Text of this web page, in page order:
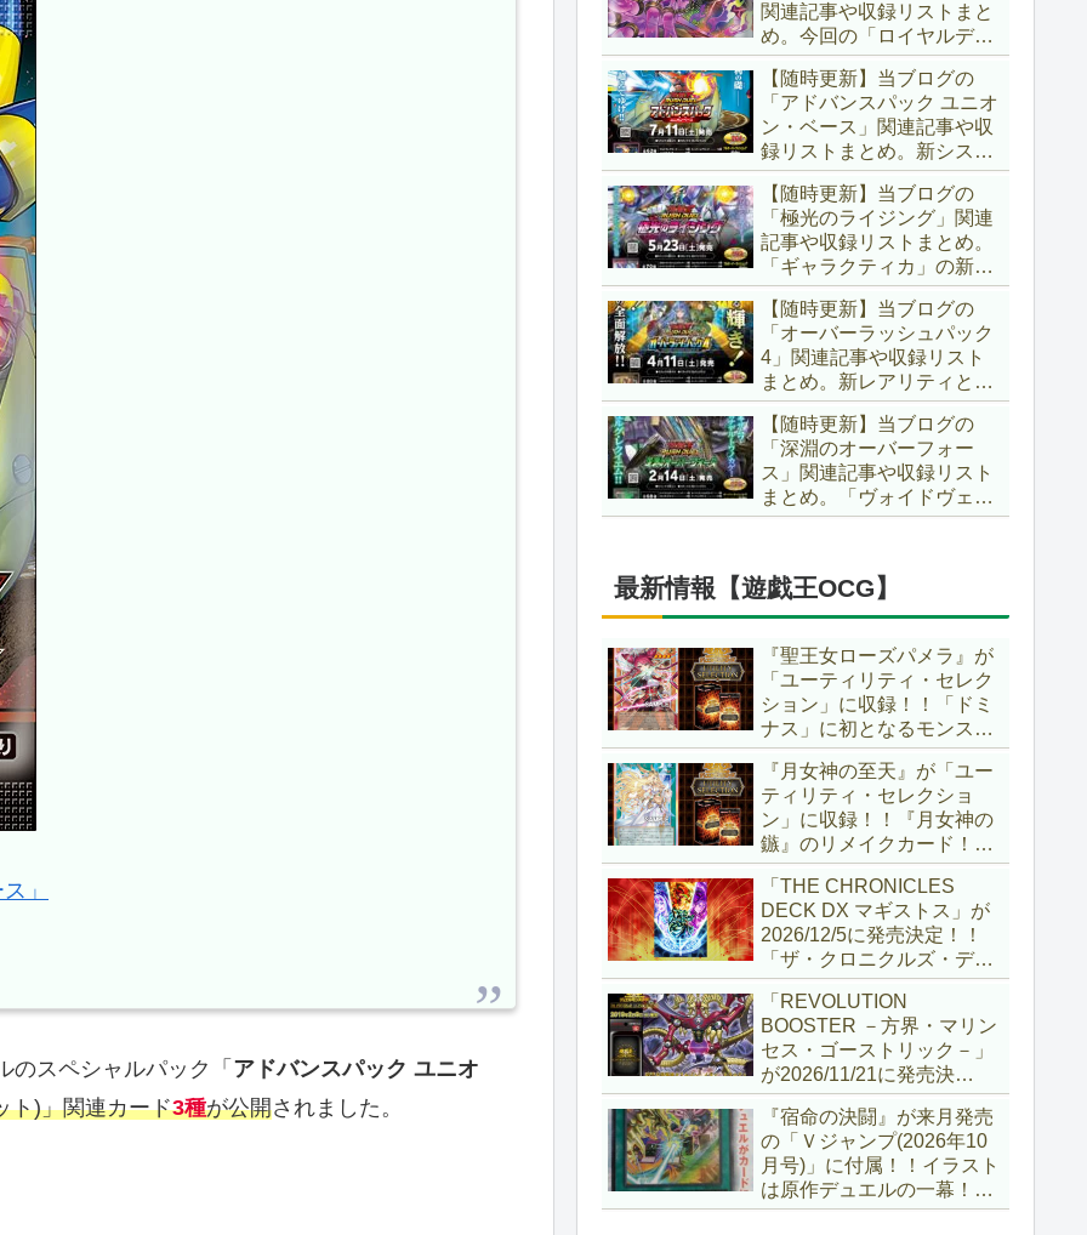
」
のスペシャルパック「 アドバンスパック ユニオ
ト)」関連カード3種が公開されました。
関連記事や収録リストまと
め。今回の「ロイヤルデモ
ンズ」は相手モンスターを
リリース！！また、新テー
マとして「救惺」、「ヘル
シィ」、「ゴエゴエ」も登
場です！！【遊戯王ラッシ
ュデュエル】
【随時更新】当ブログの
「アドバンスパック ユニオ
ン・ベース」関連記事や収
録リストまとめ。新システ
ム「ユニオンフュージョ
ン」の登場により、ようや
く原作さながらの「ＸＹ
Ｚ」が使用可能となりまし
た！！【遊戯王ラッシュデ
ュエル】
【随時更新】当ブログの
「極光のライジング」関連
記事や収録リストまとめ。
「ギャラクティカ」の新た
なフュージョンモンスター
やイラスト違い、「報道」
の強化に加え、幻竜族の新
テーマ「纏竜」も登場で
す！！【遊戯王ラッシュデ
ュエル】
【随時更新】当ブログの
「オーバーラッシュパック
4」関連記事や収録リスト
まとめ。新レアリティとし
てフルオーバーラッシュレ
ア仕様が初登場！！そし
て、OCGの大人気テーマ
「霊使い」も同時に実装さ
れています！！【遊戯王ラ
【随時更新】当ブログの
「深淵のオーバーフォー
ス」関連記事や収録リスト
まとめ。「ヴォイドヴェル
グ」や「夢中」、「ラ
「コスモス姫」などの人気
テーマ強化に加え、「冥
跡」もテーマ化です！！
【遊戯王ラッシュデュエ
ル】
最新情報【遊戯王OCG】
『聖王女ローズパメラ』が
「ユーティリティ・セレク
ション」に収録！！「ドミ
ナス」に初となるモンスタ
ーが登場！！『聖王の粉
砕』や『列王詩篇』に描か
れていた少女で、実際にこ
の2種を強力にサポートし
ていますね！！【遊戯王
OCG】
『月女神の至天』が「ユー
ティリティ・セレクショ
ン」に収録！！『月女神の
鏃』のリメイクカード！！
選出傾向が読めなくなりま
したが、後攻向けとは言え
無効化範囲の広がった『墓
穴の指名者』はめちゃくち
ゃ強力ですね！？【遊戯王
OCG】
「THE CHRONICLES
DECK DX マギストス」が
2026/12/5に発売決定！！
「ザ・クロニクルズ・デッ
キ」がリニューアル！！第
1弾は「マギストス」と
「エンディミオン」が選出
されています！！【遊戯王
OCG】
「REVOLUTION
BOOSTER －方界・マリン
セス・ゴーストリック－」
が2026/11/21に発売決
定！！「レボリューション
ブースター」の第2弾！！
今回は前回以上に個性派揃
いとなりましたね～。【遊
戯王OCG】
『宿命の決闘』が来月発売
の「Ｖジャンプ(2026年10
月号)」に付属！！イラスト
は原作デュエルの一幕！！
初期型デュエルディスクの